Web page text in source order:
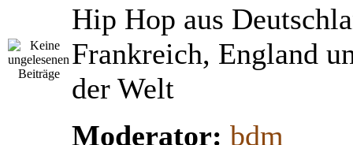
Hip Hop aus
Frankreich, England
der Welt
Moderator: bdm